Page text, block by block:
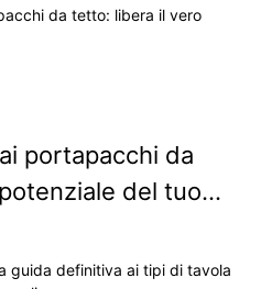
portapacchi da
del tuo